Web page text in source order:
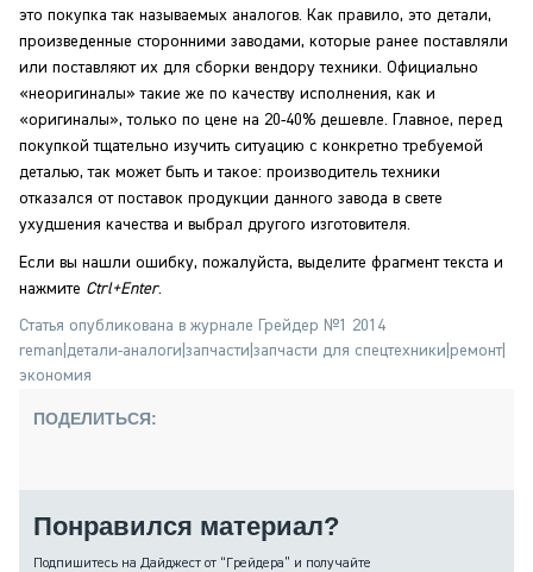
это покупка так называемых аналогов. Как правило, это детали,
произведенные сторонними заводами, которые ранее поставляли
или поставляют их для сборки вендору техники. Официально
«неоригиналы» такие же по качеству исполнения, как и
«оригиналы», только по цене на 20-40% дешевле. Главное, перед
покупкой тщательно изучить ситуацию с конкретно требуемой
деталью, так может быть и такое: производитель техники
отказался от поставок продукции данного завода в свете
ухудшения качества и выбрал другого изготовителя.
Если вы нашли ошибку, пожалуйста, выделите фрагмент текста и
нажмите Ctrl+Enter.
Статья опубликована в журнале Грейдер №1 2014
reman детали-аналоги запчасти запчасти для спецтехники ремонт|
экономия
ПОДЕЛИТЬСЯ:
Понравился материал?
Подпишитесь на Дайджест от “Грейдера” и получайте